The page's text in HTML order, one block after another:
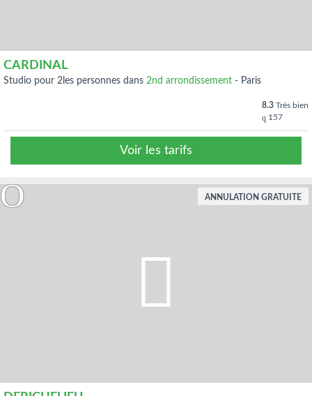
CARDINAL
studio pour 2les personnes dans 2nd arrondissement - Paris
8.3 Très bien
157
Voir les tarifs
ANNULATION GRATUITE